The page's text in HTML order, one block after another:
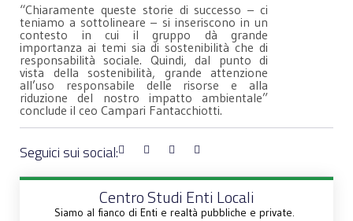
“Chiaramente queste storie di successo – ci
teniamo a sottolineare – si inseriscono in un
contesto in cui il gruppo dà grande
importanza ai temi sia di sostenibilità che di
responsabilità sociale. Quindi, dal punto di
vista della sostenibilità, grande attenzione
all’uso responsabile delle risorse e alla
riduzione del nostro impatto ambientale”
conclude il ceo Campari Fantacchiotti.
Seguici sui social:
Centro Studi Enti Locali
Siamo al fianco di Enti e realtà pubbliche e private.